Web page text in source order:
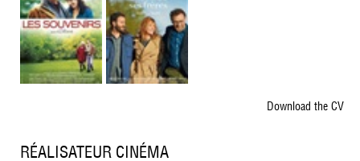
Download the CV
RÉALISATEUR CINÉMA